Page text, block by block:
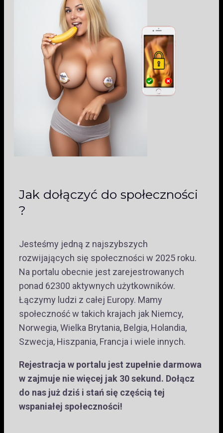
Jak dołączyć do społeczności
?
Jesteśmy jedną z najszybszych
rozwijających się społeczności w 2025 roku.
Na portalu obecnie jest zarejestrowanych
ponad 62300 aktywnych użytkowników.
Łączymy ludzi z całej Europy. Mamy
społeczność w takich krajach jak Niemcy,
Norwegia, Wielka Brytania, Belgia, Holandia,
Szwecja, Hiszpania, Francja i wiele innych.
Rejestracja w portalu jest zupełnie darmowa
w zajmuje nie więcej jak 30 sekund. Dołącz
do nas już dziś i stań się częścią tej
wspaniałej społeczności!